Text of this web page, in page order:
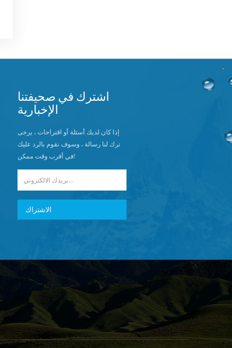
اشترك في صحيفتنا
الإخبارية
إذا كان لديك أسئلة أو اقتراحات ، يرجى
ترك لنا رسالة ، وسوف نقوم بالرد عليك
في أقرب وقت ممكن!
الاشتراك